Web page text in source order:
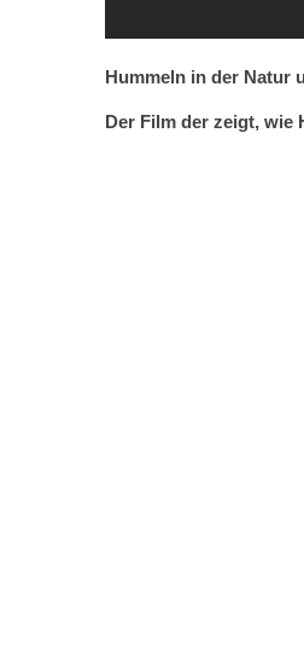
Hummeln in der Natur
Der Film der zeigt, wie